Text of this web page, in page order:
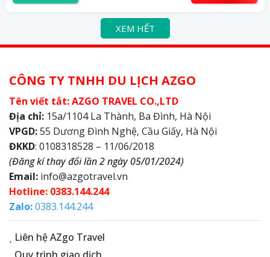
XEM HẾT
CÔNG TY TNHH DU LỊCH AZGO
Tên viết tắt: AZGO TRAVEL CO.,LTD
Địa chỉ: 15a/1104 La Thành, Ba Đình, Hà Nội
VPGD:55 Dương Đình Nghệ, Cầu Giấy, Hà Nội
ĐKKD: 0108318528 – 11/06/2018
(Đăng kí thay đổi lần 2 ngày 05/01/2024)
Email: info@azgotravel.vn
Hotline: 0383.144.244
Zalo:0383.144.244
Liên hệ AZgo Travel
Quy trình giao dịch